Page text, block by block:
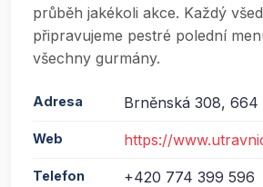
průběh jakékoli akce. Každý
připravujeme pestré polední
všechny gurmány.
Adresa Brněnská 308, 664
Web https://
Telefon +420 774 399 596